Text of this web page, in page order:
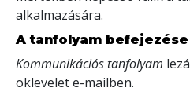
alkalmazására.
A tanfolyam befejezése
Kommunikációs tanfolyam
oklevelete-mailben.